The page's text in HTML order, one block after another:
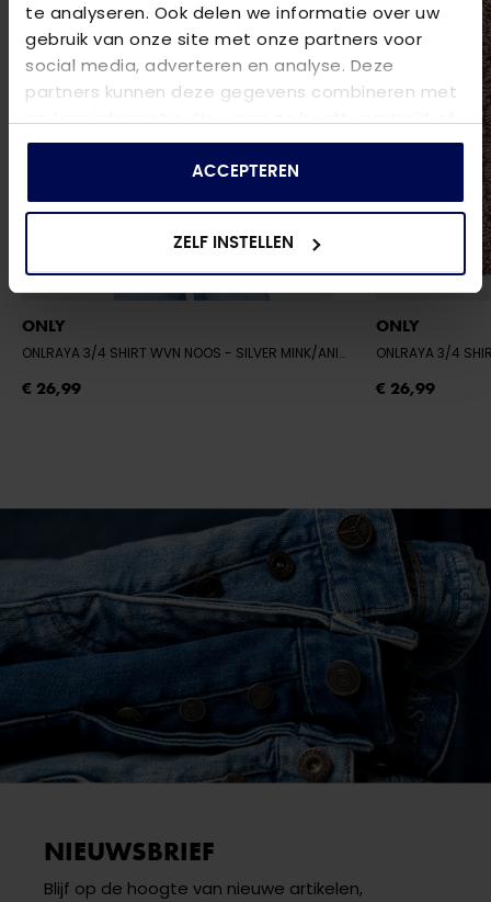
te analyseren. Ook delen we informatie over uw
gebruik van onze site met onze partners voor
social media, adverteren en analyse. Deze
partners kunnen deze gegevens combineren met
andere informatie die u aan ze heeft verstrekt of
die ze hebben verzameld op basis van uw gebruik
ACCEPTEREN
ZELF INSTELLEN
ONLY
ONLRAYA 3/4 SHIRT WVN NOOS - SILVER MINK/ANIMAL
€ 26,99
ONLY
ONLRAYA 3/4
€ 26,99
NIEUWSBRIEF
Blijf op de hoogte van nieuwe artikelen,